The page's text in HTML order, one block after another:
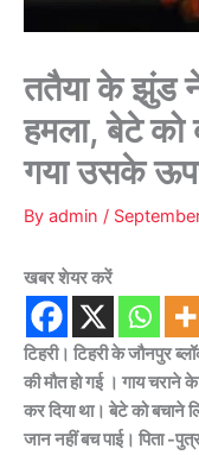
ततैया के झुंड ने
हमला, बेटे को
गया उसके
By admin /
खबर शेयर करें
टिहरी। टिहरी के जौनपुर
की मौत हो गई । गाय
कर दिया था। बेटे को बचाने
जान नहीं बच पाई। पिता -